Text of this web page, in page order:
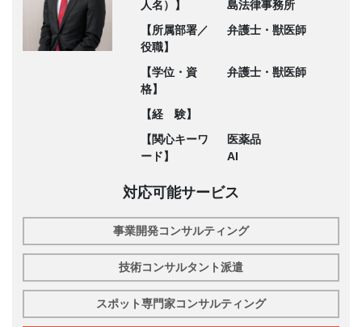
人名）】
島法律事務所
【所属部署／
役職】
弁護士・獣医師
【学位・資
格】
弁護士・獣医師
【経 験】
【関心キーワ
ード】
医薬品
AI
対応可能サービス
事業開発コンサルティング
技術コンサルタント派遣
スポット専門家コンサルティング